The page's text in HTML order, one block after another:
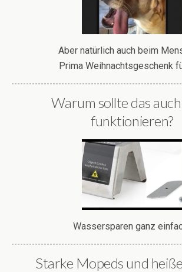
Aber natürlich auch beim
Prima Weihnachtsgeschenk
Warum sollte das
funktionieren?
Wassersparen ganz
Starke Mopeds und